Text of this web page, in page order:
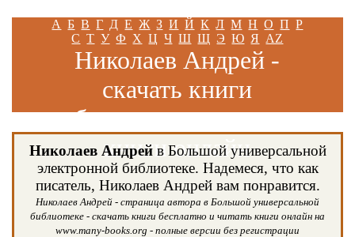
А Б В Г Д Е Ж З И Й К Л М Н О П Р
С Т У Ф Х Ц Ч Ш Щ Э Ю Я AZ
Николаев Андрей -
скачать книги
бесплатно и читать
книги онлайн
Николаев Андрейв Большой универсальной
электронной библиотеке. Надемеся, что как
писатель, Николаев Андрей вам понравится.
Николаев Андрей - страница автора в Большой универсальной
библиотеке - скачать книги бесплатно и читать книги онлайн на
www.many-books.org - полные версии без регистрации